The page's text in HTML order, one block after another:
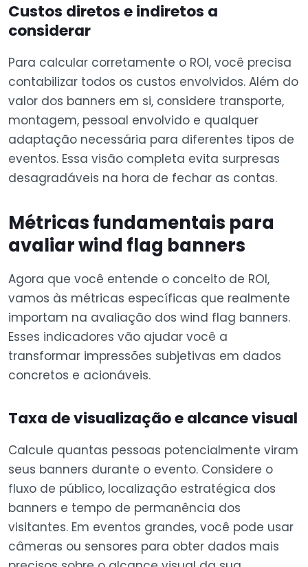
Custos diretos e indiretos a
considerar
Para calcular corretamente o ROI, você precisa
contabilizar todos os custos envolvidos. Além do
valor dos banners em si, considere transporte,
montagem, pessoal envolvido e qualquer
adaptação necessária para diferentes tipos de
eventos. Essa visão completa evita surpresas
desagradáveis na hora de fechar as contas.
Métricas fundamentais para
avaliar wind flag banners
Agora que você entende o conceito de ROI,
vamos às métricas específicas que realmente
importam na avaliação dos wind flag banners.
Esses indicadores vão ajudar você a
transformar impressões subjetivas em dados
concretos e acionáveis.
Taxa de visualização e alcance visual
Calcule quantas pessoas potencialmente viram
seus banners durante o evento. Considere o
fluxo de público, localização estratégica dos
banners e tempo de permanência dos
visitantes. Em eventos grandes, você pode usar
câmeras ou sensores para obter dados mais